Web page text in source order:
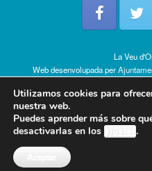
La Veu
Web desenvolupada per
Utilizamos cookies para
nuestra web.
Puedes aprender más sobre
desactivarlas en los ajustes.